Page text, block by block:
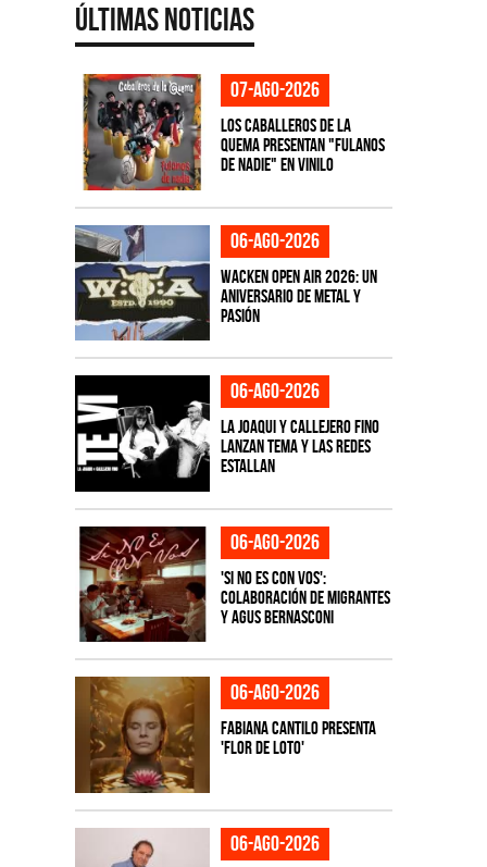
Últimas Noticias
07-ago-2026
Los Caballeros de la
Quema presentan "Fulanos
de Nadie" en vinilo
06-ago-2026
Wacken Open Air 2026: Un
aniversario de metal y
pasión
06-ago-2026
La Joaqui y Callejero Fino
lanzan tema y las redes
estallan
06-ago-2026
'Si No Es Con Vos':
colaboración de Migrantes
y Agus Bernasconi
06-ago-2026
Fabiana Cantilo presenta
'Flor de Loto'
06-ago-2026